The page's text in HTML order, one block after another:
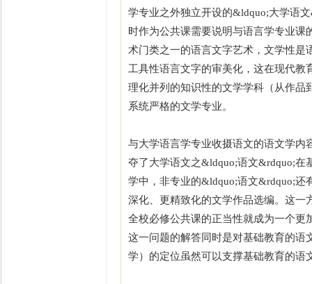
学专业之外独立开设的&ldquo;大学语
时作为公共课需要说明与语言学专业
术门类之一的语言文字艺术，文学性是
工具性语言文字的审美化，这在现代
理化并列的知识性的文学学科（从作品
系统严格的文学专业。
与大学语言学专业收摄语文的语文学内
夺了大学语文之&ldquo;语文&rdquo;在
学中，非专业的&ldquo;语文&rdquo;还
深化、更精致化的文学作品选编。这一
全校必修公共课的正当性就成为一个更
这一问题的解答同时是对基础教育的语
学）的定位虽然可以支撑基础教育的语